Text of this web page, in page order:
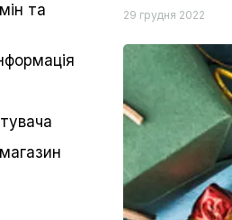
29 грудня 2022
та